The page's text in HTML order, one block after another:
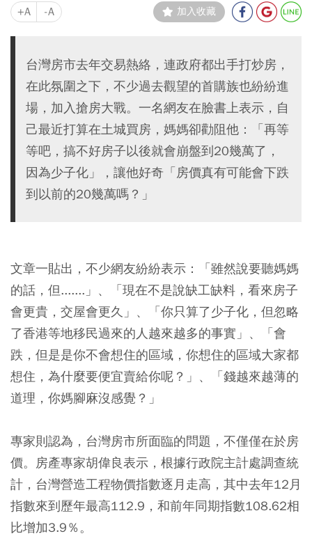
+A -A 加入收藏
台灣房市去年交易熱絡，連政府都出手打炒房，
在此氛圍之下，不少過去觀望的首購族也紛紛進
場，加入搶房大戰。一名網友在臉書上表示，自
己最近打算在土城買房，媽媽卻勸阻他：「再等
等吧，搞不好房子以後就會崩盤到20幾萬了，
因為少子化」，讓他好奇「房價真有可能會下跌
到以前的20幾萬嗎？」
文章一貼出，不少網友紛紛表示：「雖然說要聽媽媽
的話，但.......」、「現在不是說缺工缺料，看來房子
會更貴，交屋會更久」、「你只算了少子化，但忽略
了香港等地移民過來的人越來越多的事實」、「會
跌，但是是你不會想住的區域，你想住的區域大家都
想住，為什麼要便宜賣給你呢？」、「錢越來越薄的
道理，你媽腳麻沒感覺？」
專家則認為，台灣房市所面臨的問題，不僅僅在於房
價。房產專家胡偉良表示，根據行政院主計處調查統
計，台灣營造工程物價指數逐月走高，其中去年12月
指數來到歷年最高112.9，和前年同期指數108.62相
比增加3.9％。